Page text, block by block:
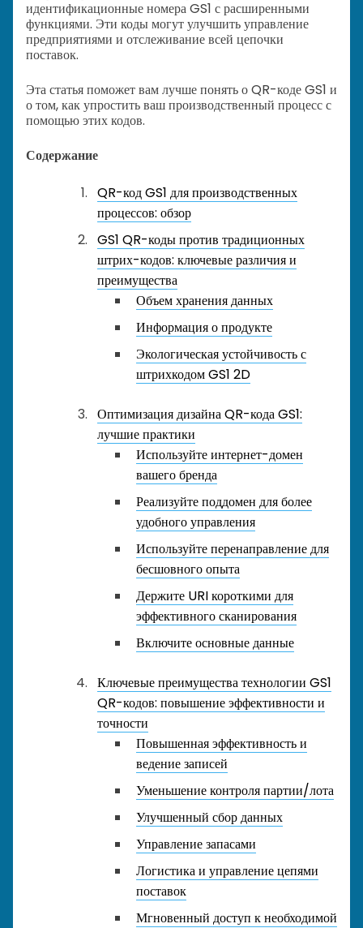
идентификационные номера GS1 с расширенными
функциями. Эти коды могут улучшить управление
предприятиями и отслеживание всей цепочки
поставок.
Эта статья поможет вам лучше понять о QR-коде GS1 и
о том, как упростить ваш производственный процесс с
помощью этих кодов.
Содержание
QR-код GS1 для производственных
процессов: обзор
GS1 QR-коды против традиционных
штрих-кодов: ключевые различия и
преимущества
Объем хранения данных
Информация о продукте
Экологическая устойчивость с
штрихкодом GS1 2D
Оптимизация дизайна QR-кода GS1:
лучшие практики
Используйте интернет-домен
вашего бренда
Реализуйте поддомен для более
удобного управления
Используйте перенаправление для
бесшовного опыта
Держите URI короткими для
эффективного сканирования
Включите основные данные
Ключевые преимущества технологии GS1
QR-кодов: повышение эффективности и
точности
Повышенная эффективность и
ведение записей
Уменьшение контроля партии/лота
Улучшенный сбор данных
Управление запасами
Логистика и управление цепями
поставок
Мгновенный доступ к необходимой